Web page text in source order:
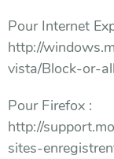
Pour Internet
http://
vista/Block-or-
Pour Firefox :
http://
sites-